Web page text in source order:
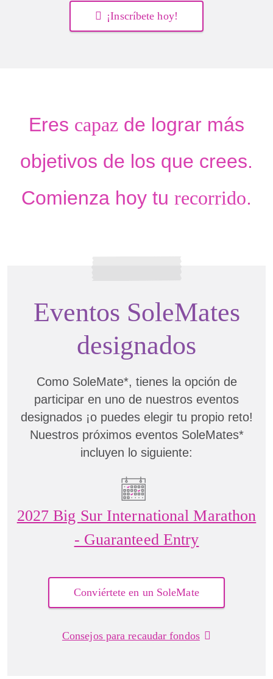
¡Inscríbete hoy!
Eres capaz de lograr más
objetivos de los que crees.
Comienza hoy tu recorrido.
Eventos SoleMates
designados
Como SoleMate*, tienes la opción de
participar en uno de nuestros eventos
designados ¡o puedes elegir tu propio reto!
Nuestros próximos eventos SoleMates*
incluyen lo siguiente:
2027 Big Sur International Marathon
- Guaranteed Entry
Conviértete en un SoleMate
Consejos para recaudar fondos